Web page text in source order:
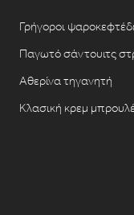
Γρήγοροι
Παγωτό σάντουιτς
Αθερίνα τηγανητή
Κλασική κρεμ